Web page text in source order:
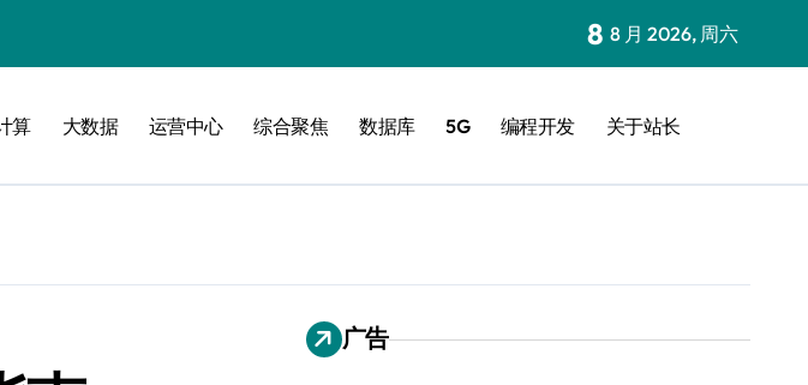
8 8 月 2026, 周六
算 大数据 运营中心 综合聚焦 数据库 5G 编程开发 关于站长
广告